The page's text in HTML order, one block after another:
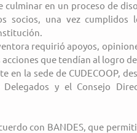
en un proceso de
socios, una vez cumplidos
requirió apoyos,
que tendían al logro
en la sede de CUDECOOP,
y el Consejo
con BANDES, que